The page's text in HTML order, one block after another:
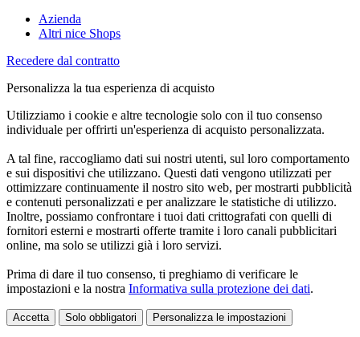
Azienda
Altri nice Shops
Recedere dal contratto
Personalizza la tua esperienza di acquisto
Utilizziamo i cookie e altre tecnologie solo con il tuo consenso
individuale per offrirti un'esperienza di acquisto personalizzata.
A tal fine, raccogliamo dati sui nostri utenti, sul loro comportamento
e sui dispositivi che utilizzano. Questi dati vengono utilizzati per
ottimizzare continuamente il nostro sito web, per mostrarti pubblicità
e contenuti personalizzati e per analizzare le statistiche di utilizzo.
Inoltre, possiamo confrontare i tuoi dati crittografati con quelli di
fornitori esterni e mostrarti offerte tramite i loro canali pubblicitari
online, ma solo se utilizzi già i loro servizi.
Prima di dare il tuo consenso, ti preghiamo di verificare le
impostazioni e la nostra Informativa sulla protezione dei dati.
Accetta Solo obbligatori Personalizza le impostazioni